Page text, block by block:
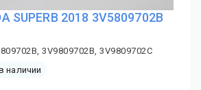
SUPERB 2018 3V5809702B
3V9809702B, 3V9809702C
наличии